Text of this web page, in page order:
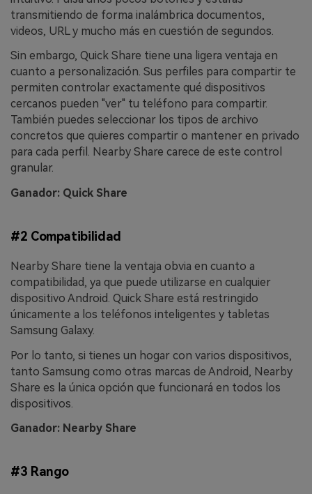
transmitiendo de forma inalámbrica documentos,
videos, URL y mucho más en cuestión de segundos.
Sin embargo, Quick Share tiene una ligera ventaja en
cuanto a personalización. Sus perfiles para compartir te
permiten controlar exactamente qué dispositivos
cercanos pueden "ver" tu teléfono para compartir.
También puedes seleccionar los tipos de archivo
concretos que quieres compartir o mantener en privado
para cada perfil. Nearby Share carece de este control
granular.
Ganador: Quick Share
#2 Compatibilidad
Nearby Share tiene la ventaja obvia en cuanto a
compatibilidad, ya que puede utilizarse en cualquier
dispositivo Android. Quick Share está restringido
únicamente a los teléfonos inteligentes y tabletas
Samsung Galaxy.
Por lo tanto, si tienes un hogar con varios dispositivos,
tanto Samsung como otras marcas de Android, Nearby
Share es la única opción que funcionará en todos los
dispositivos.
Ganador: Nearby Share
#3 Rango